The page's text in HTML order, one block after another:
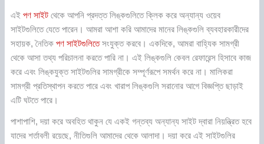
এই পণ সাইটথেকে আপনি প্রদত্ত লিঙ্কগুলিতে ক্লিক করে অন্যান্য ওয়েব
সাইটগুলিতে যেতে পারেন। আমরা আশা করি আমাদের মানের লিঙ্কগুলি ব্যবহারকারীদের
সহায়ক, নৈতিক পণ সাইটগুলিতেসংযুক্ত করবে। একদিকে, আমরা বাহ্যিক সামগ্রী
থেকে আসা তথ্য পরিচালনা করতে পারি না। এই লিঙ্কগুলি কেবল রেফারেন্স হিসাবে কাজ
করে এবং লিঙ্কযুক্ত সাইটগুলির সামগ্রীকে সম্পূর্ণরূপে সমর্থন করে না। মালিকরা
সামগ্রী প্রতিস্থাপন করতে পারে এবং খারাপ লিঙ্কগুলি সরানোর আগে বিজ্ঞপ্তি ছাড়াই
এটি ঘটতে পারে।
পাশাপাশি, দয়া করে অবহিত থাকুন যে একই গন্তব্য অন্যান্য সাইট দ্বারা নিয়ন্ত্রিত হবে
যাদের শর্তাবলী রয়েছে, নীতিগুলি আমাদের থেকে আলাদা। দয়া করে এই সাইটগুলির